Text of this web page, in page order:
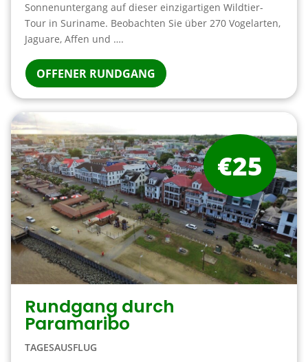
Sonnenuntergang auf dieser einzigartigen Wildtier-
Tour in Suriname. Beobachten Sie über 270 Vogelarten,
Jaguare, Affen und ….
OFFENER RUNDGANG
Rundgang durch
Paramaribo
TAGESAUSFLUG
€25